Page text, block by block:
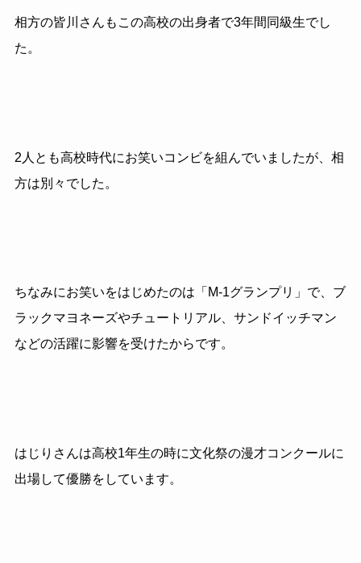
相方の皆川さんもこの高校の出身者で3年間同級生でし
た。
2人とも高校時代にお笑いコンビを組んでいましたが、相
方は別々でした。
ちなみにお笑いをはじめたのは「M‐1グランプリ」で、ブ
ラックマヨネーズやチュートリアル、サンドイッチマン
などの活躍に影響を受けたからです。
はじりさんは高校1年生の時に文化祭の漫才コンクールに
出場して優勝をしています。